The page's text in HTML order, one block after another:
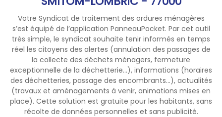
Votre Syndicat de traitement des ordures ménagères
s’est équipé de l’application PanneauPocket. Par cet outil
très simple, le syndicat souhaite tenir informés en temps
réel les citoyens des alertes (annulation des passages de
la collecte des déchets ménagers, fermeture
exceptionnelle de la déchetterie...), informations (horaires
des déchetteries, passage des encombrants...), actualités
(travaux et aménagements à venir, animations mises en
place). Cette solution est gratuite pour les habitants, sans
récolte de données personnelles et sans publicité.
aux
horaires habituels ce jour
(10h-17h30)
Tableau des horaires
de nos déchèteries
en vigilance orange :